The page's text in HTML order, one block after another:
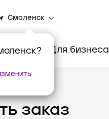
Смоленск
? Для бизнеса
заказ